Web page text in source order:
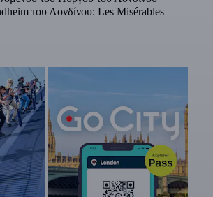
του Λονδίνου: Les Misérables